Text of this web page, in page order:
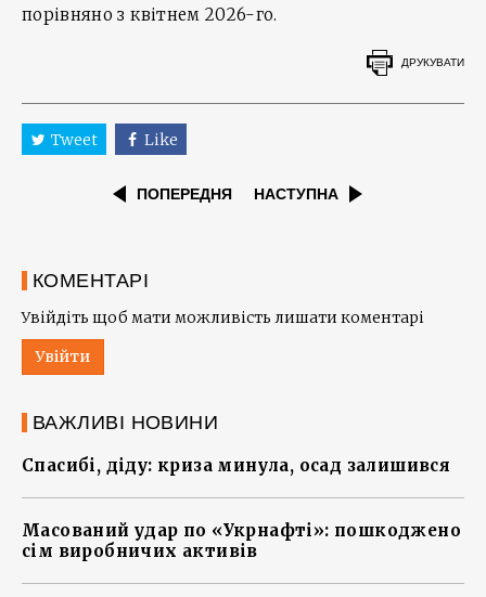
порівняно з квітнем 2026-го.
ДРУКУВАТИ
Tweet Like
ПОПЕРЕДНЯ НАСТУПНА
КОМЕНТАРІ
Увійдіть щоб мати можливість лишати коментарі
Увійти
ВАЖЛИВІ НОВИНИ
Спасибі, діду: криза минула, осад залишився
Масований удар по «Укрнафті»: пошкоджено
сім виробничих активів